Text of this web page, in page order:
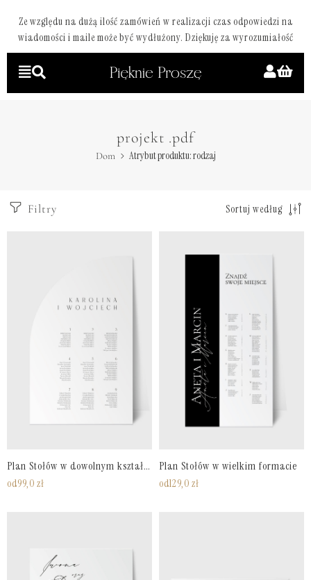
Ze względu na dużą ilość zamówień w realizacji czas odpowiedzi na
wiadomości i maile może być wydłużony. Dziękuję za wyrozumiałość
projekt .pdf
Dom Atrybut produktu: rodzaj
Filtry Sortuj według
Plan Stołów w dowolnym kształcie
od99,0 zł
Plan Stołów w wielkim formacie
od129,0 zł